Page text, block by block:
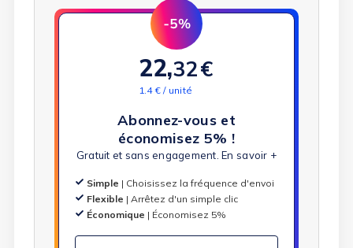
22,32€
1.4 € / unité
Abonnez-vous et
économisez 5% !
Gratuit et sans engagement.En savoir +
Simple | Choisissez la fréquence d'envoi
Flexible | Arrêtez d'un simple clic
Économique | Économisez 5%